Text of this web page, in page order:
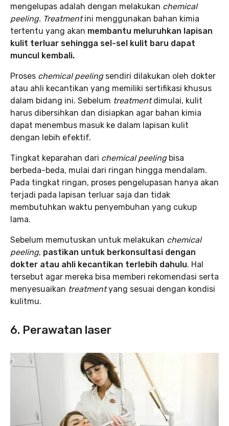
mengelupas adalah dengan melakukan chemical
peeling. Treatmentini menggunakan bahan kimia
tertentu yang akan membantu meluruhkan lapisan
kulit terluar sehingga sel-sel kulit baru dapat
muncul kembali.
Proses chemical peelingsendiri dilakukan oleh dokter
atau ahli kecantikan yang memiliki sertifikasi khusus
dalam bidang ini. Sebelum treatmentdimulai, kulit
harus dibersihkan dan disiapkan agar bahan kimia
dapat menembus masuk ke dalam lapisan kulit
dengan lebih efektif.
Tingkat keparahan dari chemical peelingbisa
berbeda-beda, mulai dari ringan hingga mendalam.
Pada tingkat ringan, proses pengelupasan hanya akan
terjadi pada lapisan terluar saja dan tidak
membutuhkan waktu penyembuhan yang cukup
lama.
Sebelum memutuskan untuk melakukan chemical
peeling, pastikan untuk berkonsultasi dengan
dokter atau ahli kecantikan terlebih dahulu. Hal
tersebut agar mereka bisa memberi rekomendasi serta
menyesuaikan treatmentyang sesuai dengan kondisi
kulitmu.
6. Perawatan laser